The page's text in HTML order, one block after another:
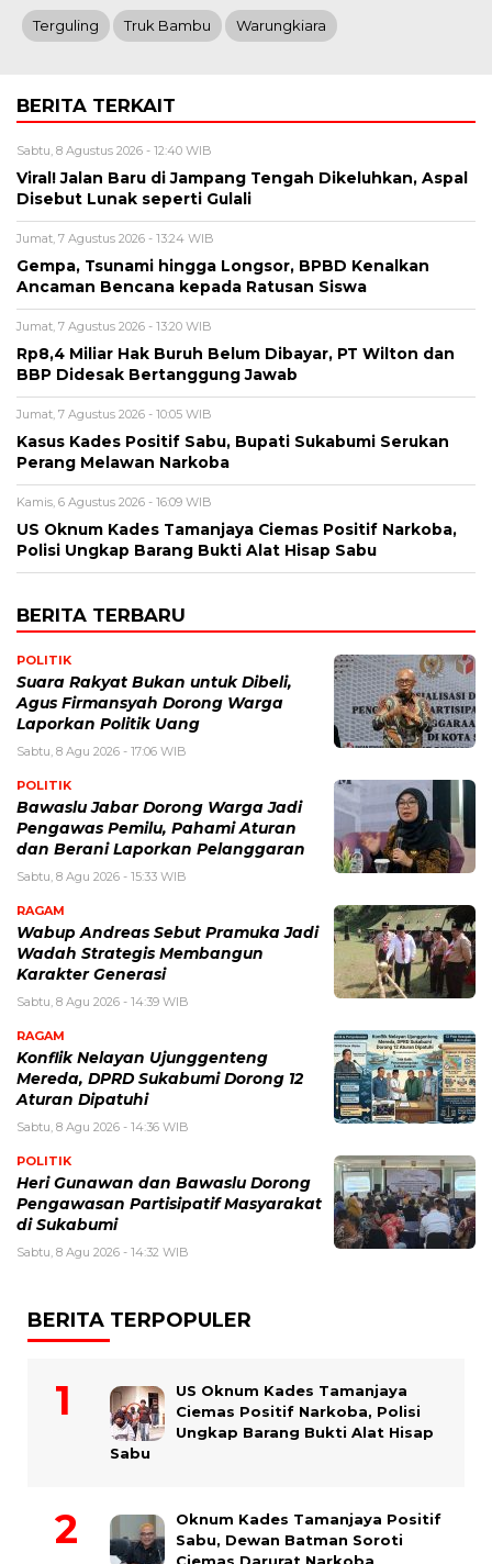
Terguling Truk Bambu Warungkiara
BERITA TERKAIT
Sabtu, 8 Agustus 2026 - 12:40 WIB
Viral! Jalan Baru di Jampang Tengah Dikeluhkan, Aspal
Disebut Lunak seperti Gulali
Jumat, 7 Agustus 2026 - 13:24 WIB
Gempa, Tsunami hingga Longsor, BPBD Kenalkan
Ancaman Bencana kepada Ratusan Siswa
Jumat, 7 Agustus 2026 - 13:20 WIB
Rp8,4 Miliar Hak Buruh Belum Dibayar, PT Wilton dan
BBP Didesak Bertanggung Jawab
Jumat, 7 Agustus 2026 - 10:05 WIB
Kasus Kades Positif Sabu, Bupati Sukabumi Serukan
Perang Melawan Narkoba
Kamis, 6 Agustus 2026 - 16:09 WIB
US Oknum Kades Tamanjaya Ciemas Positif Narkoba,
Polisi Ungkap Barang Bukti Alat Hisap Sabu
BERITA TERBARU
POLITIK
Suara Rakyat Bukan untuk Dibeli,
Agus Firmansyah Dorong Warga
Laporkan Politik Uang
Sabtu, 8 Agu 2026 - 17:06 WIB
POLITIK
Bawaslu Jabar Dorong Warga Jadi
Pengawas Pemilu, Pahami Aturan
dan Berani Laporkan Pelanggaran
Sabtu, 8 Agu 2026 - 15:33 WIB
RAGAM
Wabup Andreas Sebut Pramuka Jadi
Wadah Strategis Membangun
Karakter Generasi ‎
Sabtu, 8 Agu 2026 - 14:39 WIB
RAGAM
Konflik Nelayan Ujunggenteng
Mereda, DPRD Sukabumi Dorong 12
Aturan Dipatuhi
Sabtu, 8 Agu 2026 - 14:36 WIB
POLITIK
Heri Gunawan dan Bawaslu Dorong
Pengawasan Partisipatif Masyarakat
di Sukabumi
Sabtu, 8 Agu 2026 - 14:32 WIB
BERITA TERPOPULER
US Oknum Kades Tamanjaya
Ciemas Positif Narkoba, Polisi
Ungkap Barang Bukti Alat Hisap
Sabu
Oknum Kades Tamanjaya Positif
Sabu, Dewan Batman Soroti